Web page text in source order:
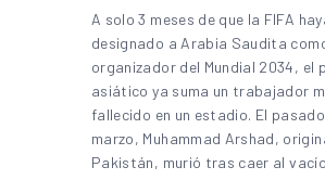
A solo 3 meses de que la FIFA
designado a Arabia Saudita
organizador del Mundial 2034, el
asiático ya suma un trabajador
fallecido en un estadio. El
marzo, Muhammad Arshad,
Pakistán, murió tras caer al